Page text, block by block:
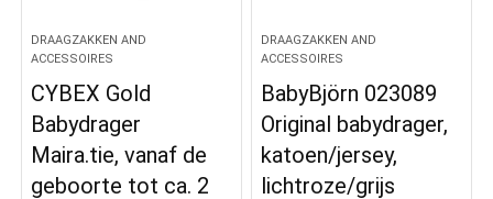
DRAAGZAKKEN AND
ACCESSOIRES
CYBEX Gold
Babydrager
Maira.tie, vanaf de
geboorte tot ca. 2
DRAAGZAKKEN AND
ACCESSOIRES
BabyBjörn 023089
Original babydrager,
katoen/jersey,
lichtroze/grijs